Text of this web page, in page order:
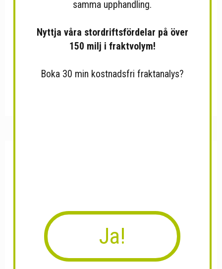
samma upphandling.
Nyttja våra stordriftsfördelar på över
150 milj i fraktvolym!
Boka 30 min kostnadsfri fraktanalys?
Ja!